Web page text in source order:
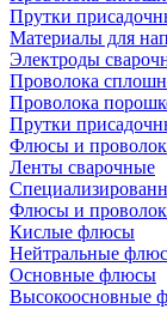
Прутки
Материалы для
Электроды
Проволока
Проволока
Прутки
Флюсы и
Ленты сварочные
Флюсы и
Кислые флюсы
Нейтральные
Основные флюсы
Высокоосновные